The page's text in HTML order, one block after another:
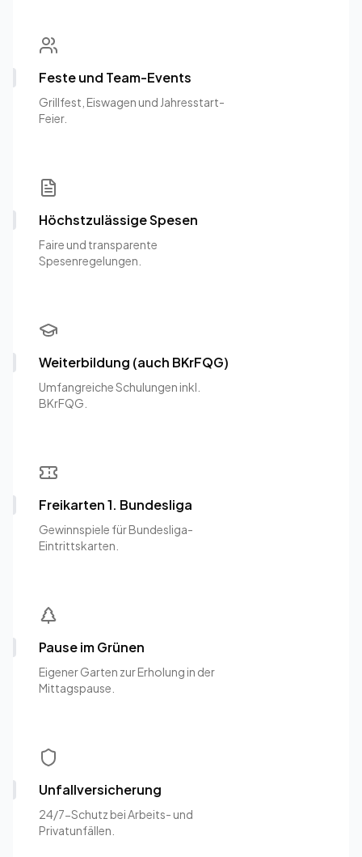
Feste und Team-Events
Grillfest, Eiswagen und Jahresstart-
Feier.
Höchstzulässige Spesen
Faire und transparente
Spesenregelungen.
Weiterbildung (auch BKrFQG)
Umfangreiche Schulungen inkl.
BKrFQG.
Freikarten 1. Bundesliga
Gewinnspiele für Bundesliga-
Eintrittskarten.
Pause im Grünen
Eigener Garten zur Erholung in der
Mittagspause.
Unfallversicherung
24/7-Schutz bei Arbeits- und
Privatunfällen.